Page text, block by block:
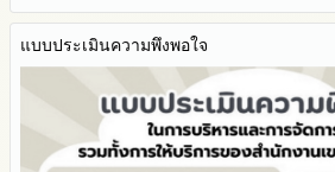
แบบประเมินความพึงพอใจ